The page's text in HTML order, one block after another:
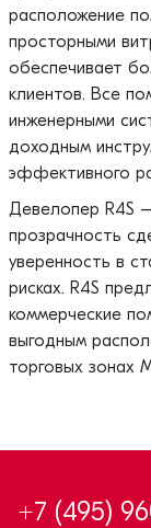
расположение
просторными
обеспечивает
клиентов. Все
инженерными
доходным
эффективного
Девелопер R4S
прозрачность
уверенность в
рисках. R4S
коммерческие
выгодным
торговых зонах
+7 (495)